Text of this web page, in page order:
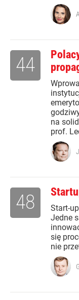
na
prof.
44
Start-
Jedne
się
nie
48